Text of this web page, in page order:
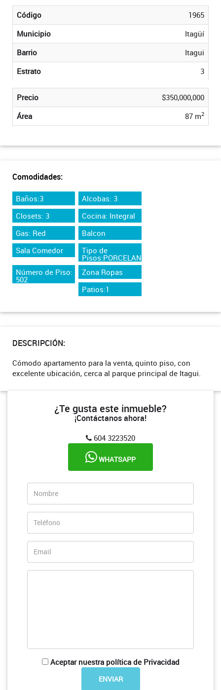
Código
1965
Municipio
Itagüí
Barrio
Itagui
Estrato
3
Precio
$350,000,000
Área
87 m2
Comodidades:
Baños:3
Alcobas: 3
Closets: 3
Cocina: Integral
Gas: Red
Balcon
Sala Comedor
Tipo de
Pisos:PORCELANATO
Número de Piso:
502
Zona Ropas
Patios:1
DESCRIPCIÓN:
Cómodo apartamento para la venta, quinto piso, con
excelente ubicación, cerca al parque principal de Itagui.
¿Te gusta este inmueble?
¡Contáctanos ahora!
604 3223520
WHATSAPP
Aceptar nuestra política de Privacidad